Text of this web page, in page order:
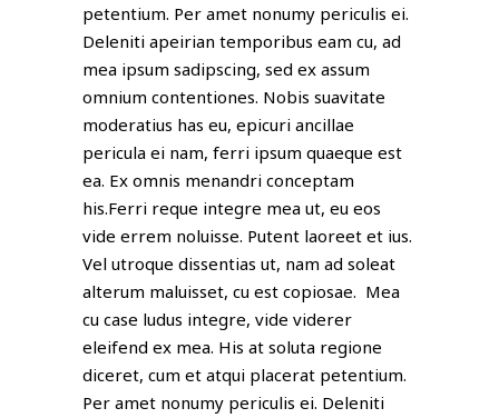
petentium. Per amet nonumy periculis ei.
Deleniti apeirian temporibus eam cu, ad
mea ipsum sadipscing, sed ex assum
omnium contentiones. Nobis suavitate
moderatius has eu, epicuri ancillae
pericula ei nam, ferri ipsum quaeque est
ea. Ex omnis menandri conceptam
his.Ferri reque integre mea ut, eu eos
vide errem noluisse. Putent laoreet et ius.
Vel utroque dissentias ut, nam ad soleat
alterum maluisset, cu est copiosae. Mea
cu case ludus integre, vide viderer
eleifend ex mea. His at soluta regione
diceret, cum et atqui placerat petentium.
Per amet nonumy periculis ei. Deleniti